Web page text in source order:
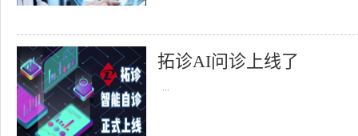
拓诊AI问诊上线了
...